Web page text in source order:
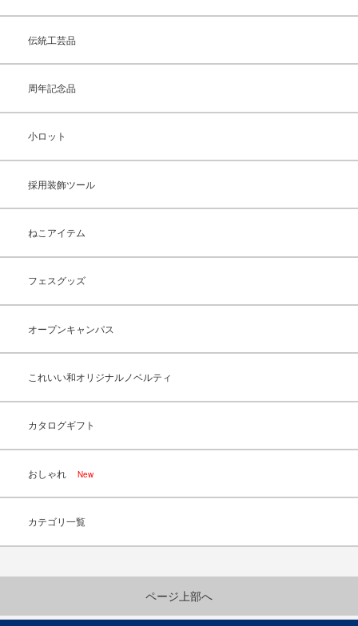
伝統工芸品
周年記念品
小ロット
採用装飾ツール
ねこアイテム
フェスグッズ
オープンキャンパス
これいい和オリジナルノベルティ
カタログギフト
おしゃれ New
カテゴリ一覧
ページ上部へ